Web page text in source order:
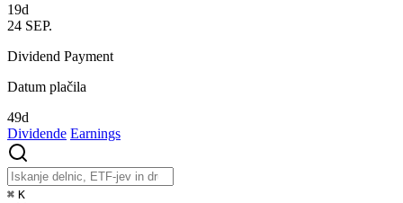
19d
24 SEP.
Dividend Payment
Datum plačila
49d
Dividende Earnings
⌘ K